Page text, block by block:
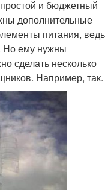
и бюджетный
дополнительные
питания, ведь
Но ему нужны
сделать несколько
Например, так.